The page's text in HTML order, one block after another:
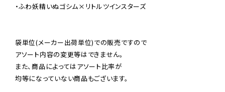
・ふわ妖精いぬゴシム×リトルツインスターズ
袋単位(メーカー出荷単位)での販売ですので
アソート内容の変更等はできません。
また、商品によってはアソート比率が
均等になっていない商品もございます。